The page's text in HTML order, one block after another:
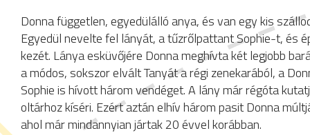
Donna független, egyedülálló anya, és van egy kis
Egyedül nevelte fel lányát, a tűzrőlpattant Sophie-t, és
kezét. Lánya esküvőjére Donna meghívta két legjobb
a módos, sokszor elvált Tanyát a régi zenekarából, a
Sophie is hívott három vendéget. A lány már régóta
oltárhoz kíséri. Ezért aztán elhív három pasit Donna
ahol már mindannyian jártak 20 évvel korábban.